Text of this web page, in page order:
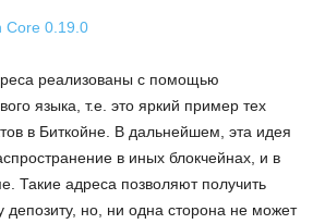
Core 0.19.0
реализованы с помощью
языка, т.е. это яркий пример тех
в Биткойне. В дальнейшем, эта идея
в иных блокчейнах, и в
Такие адреса позволяют получить
депозиту, но, ни одна сторона не может